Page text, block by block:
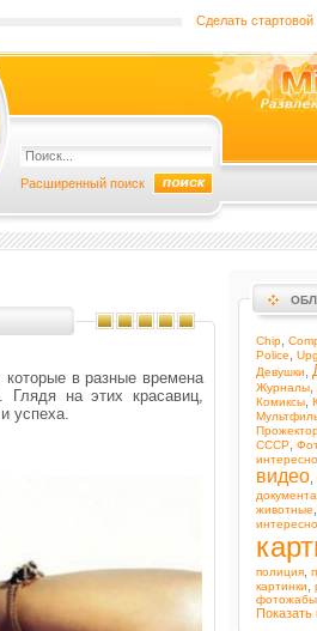
Сделать стартовой
Расширенный поиск
в разные времена
Глядя на этих красавиц,
успеха.
Chip
Police
Девушки
Журналы
Комиксы
СССР
интересно
видео
животные
полиция
картинки
фотожабы
Показать